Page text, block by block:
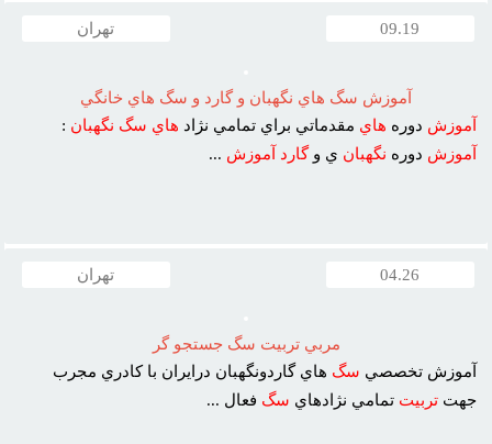
09.19 تهران
آموزش سگ هاي نگهبان و گارد و سگ هاي خانگي
آموزش دوره هاي مقدماتي براي تمامي نژاد هاي سگ نگهبان :
آموزش دوره نگهبان ي وگارد آموزش ...
04.26 تهران
مربي تربيت سگ جستجو گر
آموزش تخصصي سگ هاي گاردونگهبان درايران با کادري مجرب
جهتتربيت تمامي نژادهاي سگ فعال ...